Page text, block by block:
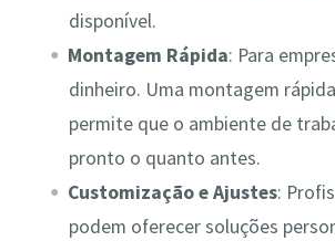
disponível.
Montagem Rápida: Para
dinheiro. Uma montagem
permite que o ambiente de
pronto o quanto antes.
Customização e Ajustes:
podem oferecer soluções